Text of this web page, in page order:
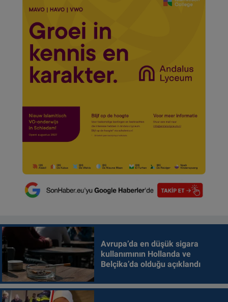
Avrupa’da en düşük sigara
kullanımının Hollanda ve
Belçika’da olduğu açıklandı